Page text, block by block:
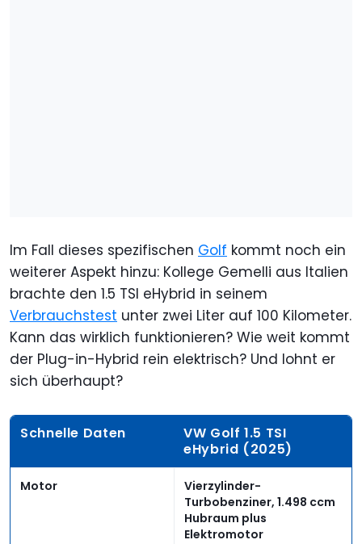
Im Fall dieses spezifischen Golf kommt noch ein
weiterer Aspekt hinzu: Kollege Gemelli aus Italien
brachte den 1.5 TSI eHybrid in seinem
Verbrauchstest unter zwei Liter auf 100 Kilometer.
Kann das wirklich funktionieren? Wie weit kommt
der Plug-in-Hybrid rein elektrisch? Und lohnt er
sich überhaupt?
Schnelle Daten
VW Golf 1.5 TSI
eHybrid (2025)
Motor
Vierzylinder-
Turbobenziner, 1.498 ccm
Hubraum plus
Elektromotor